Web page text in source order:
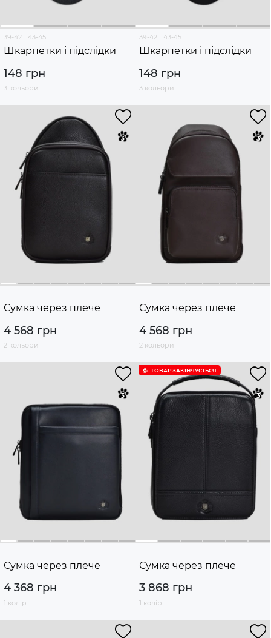
39-42 43-45
Шкарпетки і підслідки
148 грн
3 кольори
39-42 43-45
Шкарпетки і підслідки
148 грн
3 кольори
Сумка через плече
4 568 грн
2 кольори
Сумка через плече
4 568 грн
2 кольори
Сумка через плече
4 368 грн
1 колір
ТОВАР ЗАКІНЧУЄTЬСЯ
Сумка через плече
3 868 грн
1 колір